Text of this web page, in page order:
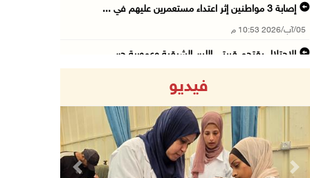
إصابة 3 مواطنين إثر اعتداء مستعمرين عليهم في ...
05/آب/2026 10:53 م
الاحتلال يقتحم قريتي اللبن الشرقية وعمورية جن ...
مستعمرون يقتحمون بيت فجار جنوب بيت لحم
05/آب/2026 10:19 م
فيديو
Previous Next